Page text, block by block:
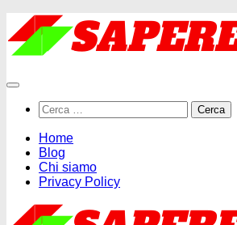
Salta
al
contenuto
Ricerca
per:
Home
Blog
Chi siamo
Privacy Policy